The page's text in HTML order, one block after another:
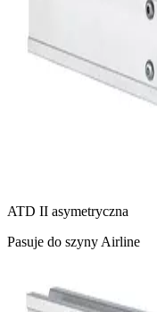
ATD II asymetryczna
Pasuje do szyny Airline